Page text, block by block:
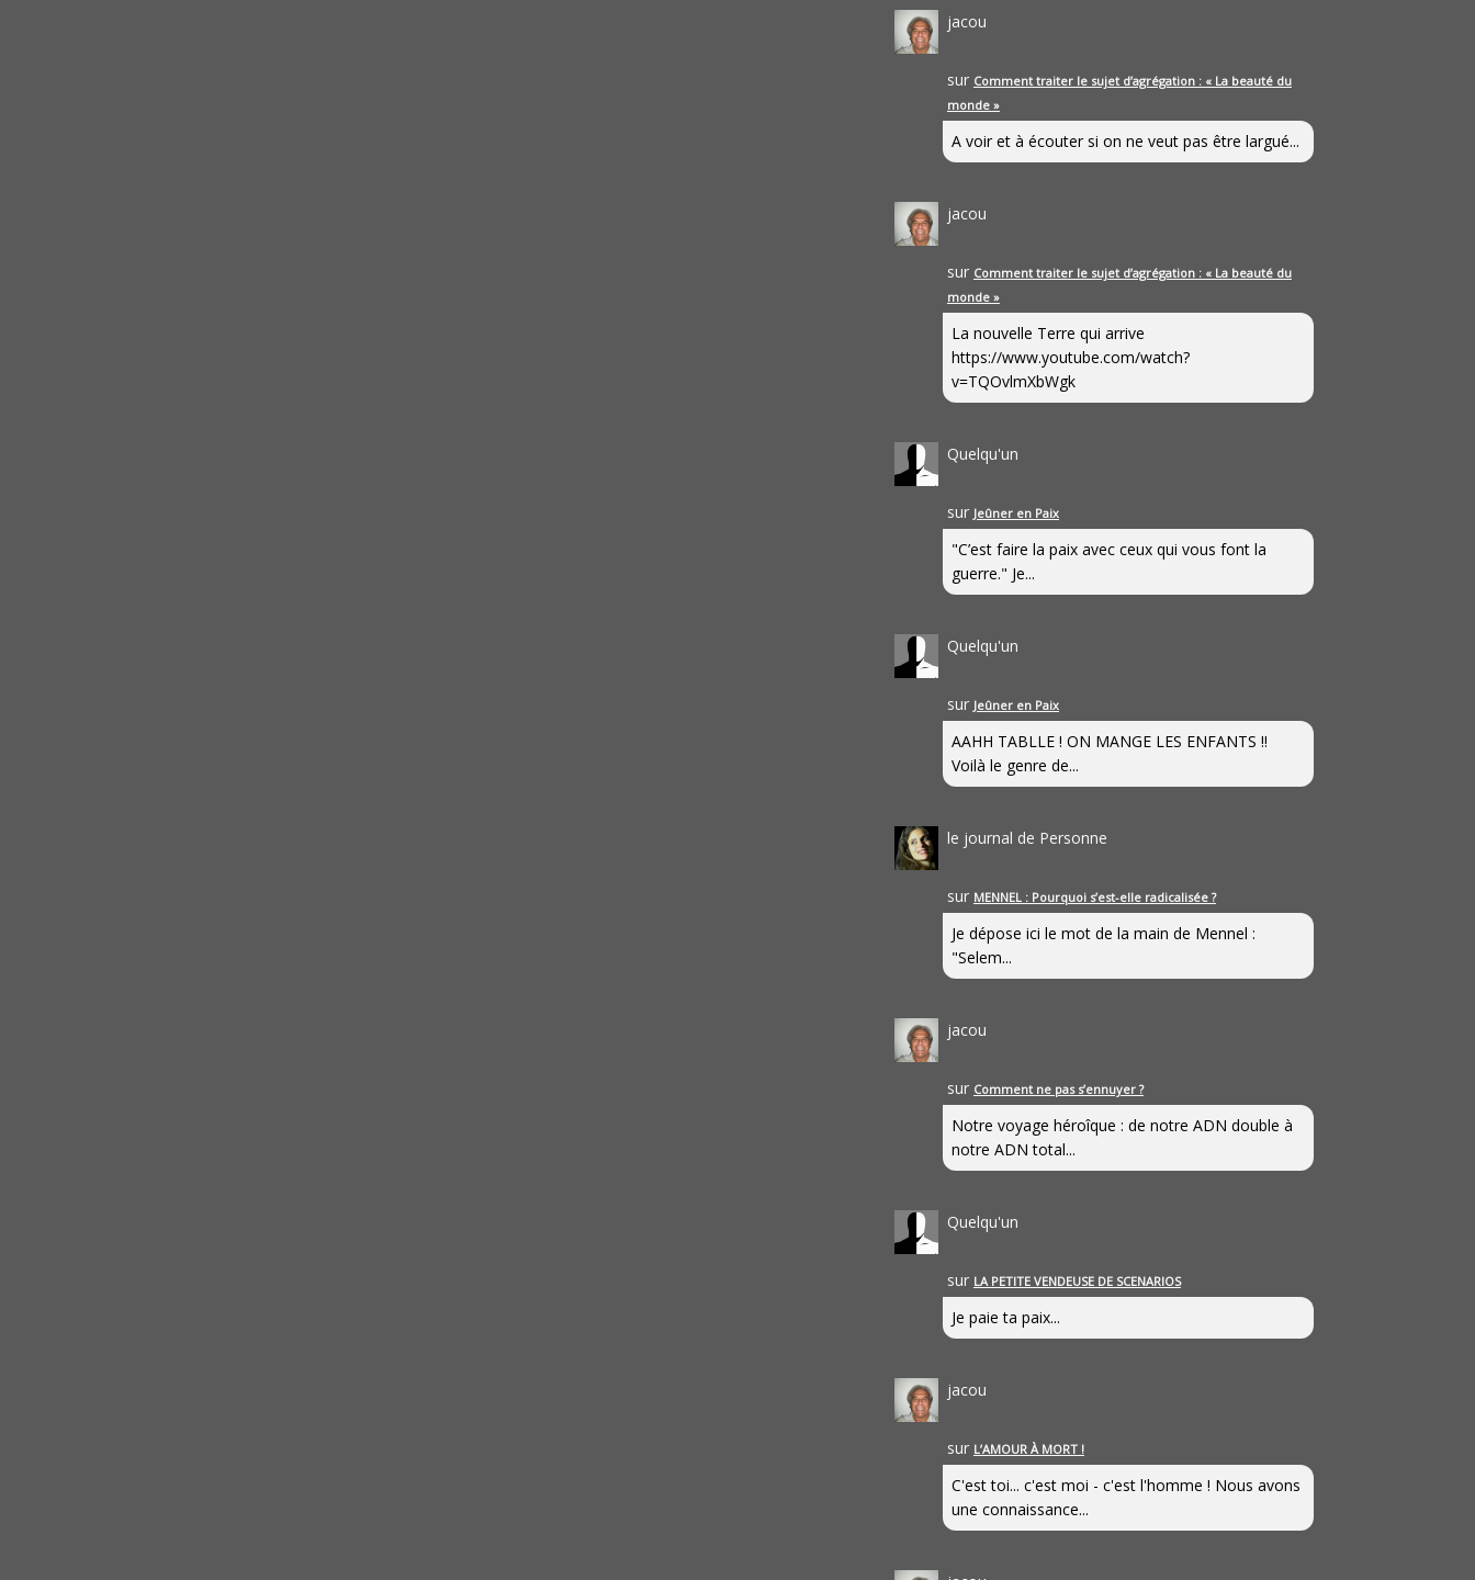
jacou
sur Comment traiter le sujet d’agrégation : « La beauté du
monde »
A voir et à écouter si on ne veut pas être largué...
jacou
sur Comment traiter le sujet d’agrégation : « La beauté du
monde »
La nouvelle Terre qui arrive
https://www.youtube.com/watch?
v=TQOvlmXbWgk
Quelqu'un
sur Jeûner en Paix
"C’est faire la paix avec ceux qui vous font la
guerre." Je...
Quelqu'un
sur Jeûner en Paix
AAHH TABLLE ! ON MANGE LES ENFANTS !!
Voilà le genre de...
le journal de Personne
sur MENNEL : Pourquoi s’est-elle radicalisée ?
Je dépose ici le mot de la main de Mennel :
"Selem...
jacou
sur Comment ne pas s’ennuyer ?
Notre voyage héroîque : de notre ADN double à
notre ADN total...
Quelqu'un
sur LA PETITE VENDEUSE DE SCENARIOS
Je paie ta paix...
jacou
sur L’AMOUR À MORT !
C'est toi... c'est moi - c'est l'homme ! Nous avons
une connaissance...